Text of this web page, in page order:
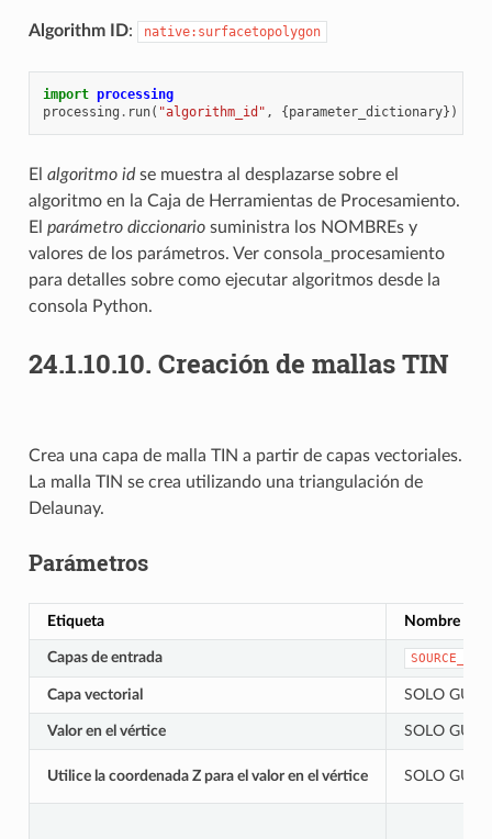
Algorithm ID: native:surfacetopolygon
import processing
processing . run( "algorithm_id" , {parameter_dictionary})
El algoritmo idse muestra al desplazarse sobre el
algoritmo en la Caja de Herramientas de Procesamiento.
El parámetro diccionariosuministra los NOMBREs y
valores de los parámetros. Ver consola_procesamiento
para detalles sobre como ejecutar algoritmos desde la
consola Python.
24.1.10.10. Creación de mallas TIN
Crea una capa de malla TIN a partir de capas vectoriales.
La malla TIN se crea utilizando una triangulación de
Delaunay.
Parámetros
Etiqueta Nombre
Capas de entrada
Capa vectorial SOLO GUI
Valor en el vértice SOLO GUI
Utilice la coordenada Z para el valor en el vértice SOLO GUI